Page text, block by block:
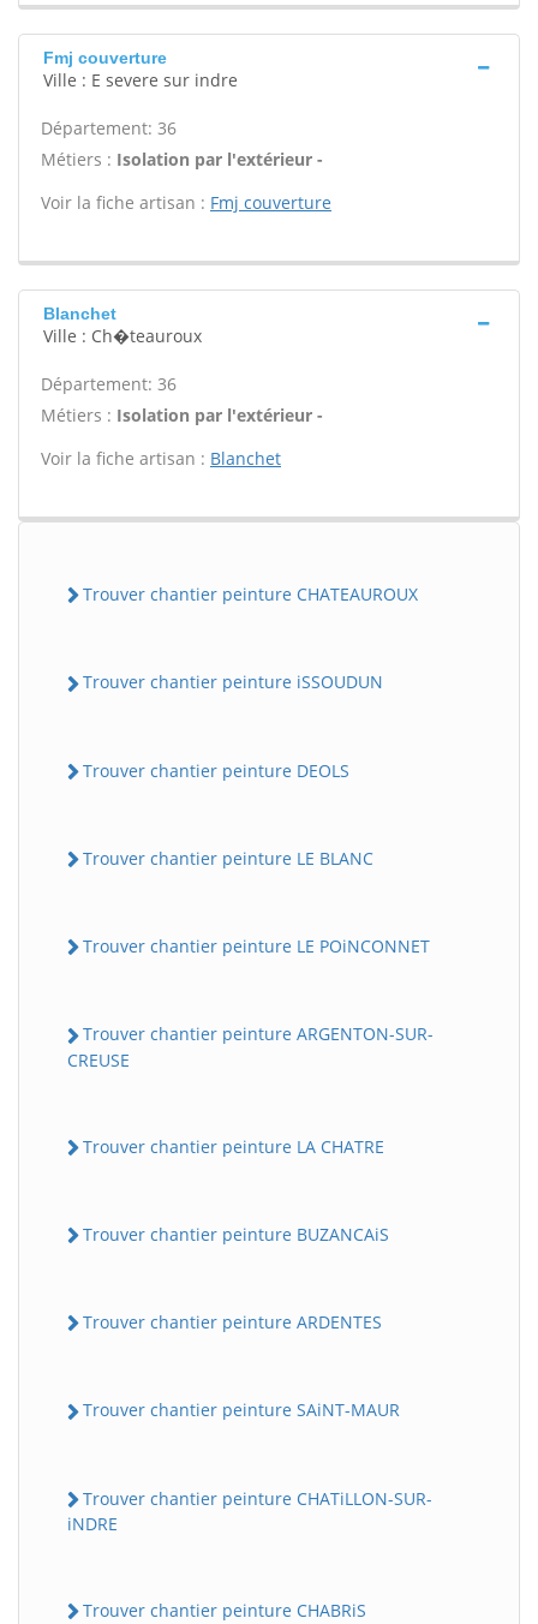
Fmj couverture
Ville : E severe sur indre
Département: 36
Métiers : Isolation par l'extérieur -
Voir la fiche artisan : Fmj couverture
Blanchet
Ville : Ch�teauroux
Département: 36
Métiers : Isolation par l'extérieur -
Voir la fiche artisan : Blanchet
Trouver chantier peinture CHATEAUROUX
Trouver chantier peinture iSSOUDUN
Trouver chantier peinture DEOLS
Trouver chantier peinture LE BLANC
Trouver chantier peinture LE POiNCONNET
Trouver chantier peinture ARGENTON-SUR-
CREUSE
Trouver chantier peinture LA CHATRE
Trouver chantier peinture BUZANCAiS
Trouver chantier peinture ARDENTES
Trouver chantier peinture SAiNT-MAUR
Trouver chantier peinture CHATiLLON-SUR-
iNDRE
Trouver chantier peinture CHABRiS